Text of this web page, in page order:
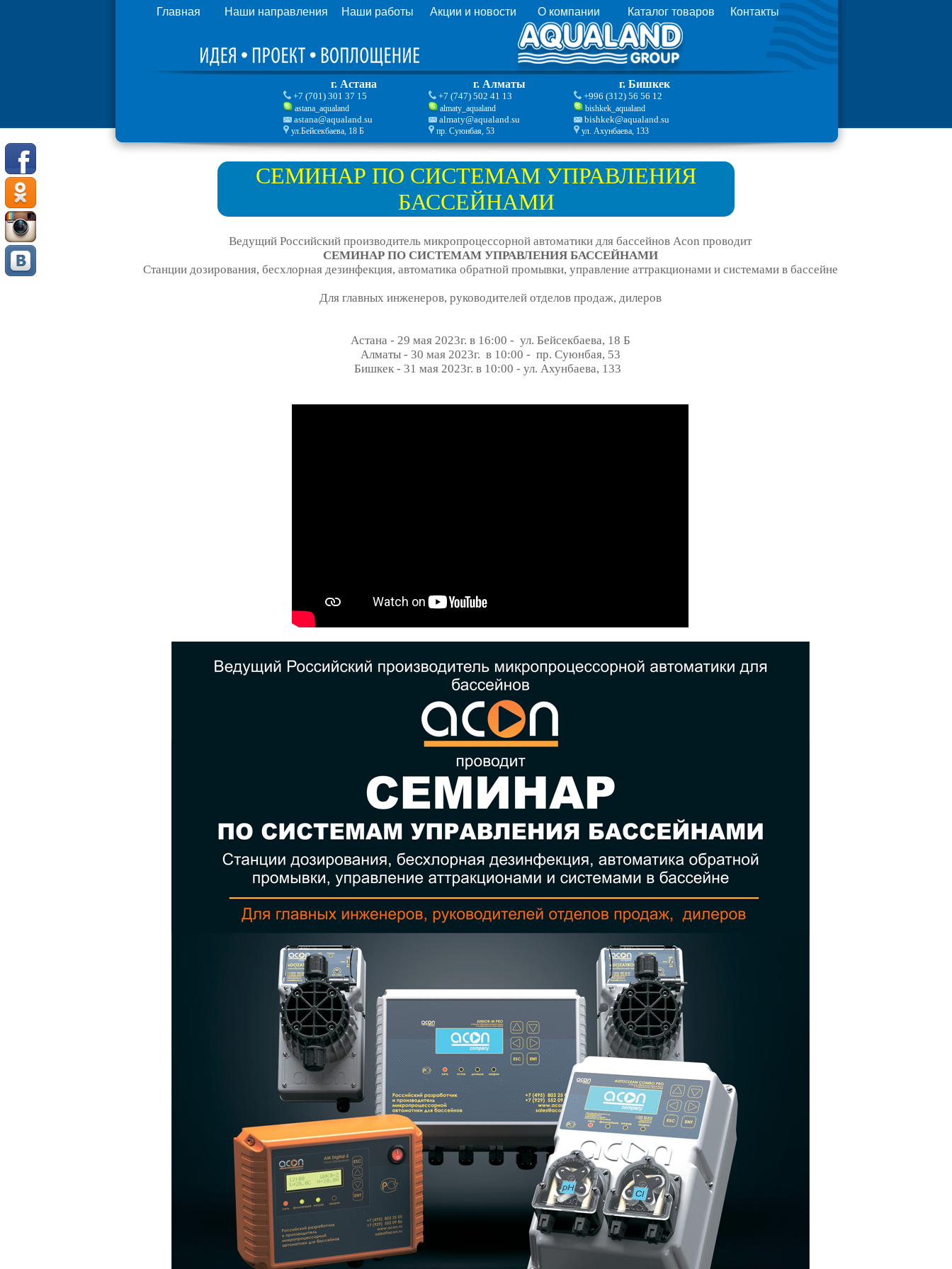
Главная Наши направления Наши работы Акции и новости О компании Каталог товаров Контакты
г. Астана
+7 (701) 301 37 15
astana_aqualand
astana@aqualand.su
ул.Бейсекбаева, 18 Б
г. Алматы
+7 (747) 502 41 13
almaty_aqualand
almaty@aqualand.su
пр. Суюнбая, 53
г. Бишкек
+996 (312) 56 56 12
bishkek_aqualand
bishkek@aqualand.su
ул. Ахунбаева, 133
СЕМИНАР ПО СИСТЕМАМ УПРАВЛЕНИЯ
БАССЕЙНАМИ­­
Ведущий Российский производитель микропроцессорной автоматики для бассейнов Acon проводит
СЕМИНАР ПО СИСТЕМАМ УПРАВЛЕНИЯ БАССЕЙНАМИ­­
Станции дозирования, бесхлорная дезинфекция, автоматика обратной промывки, управление аттракционами и системами в бассейне
Для главных инженеров, руководителей отделов продаж, дилеров
Астана - 29 мая 2023г. в 16:00 - ул. Бейсекбаева, 18 Б
Алматы - 30 мая 2023г. в 10:00 - пр. Суюнбая, 53
Бишкек - 31 мая 2023г. в 10:00 - ул. Ахунбаева, 133